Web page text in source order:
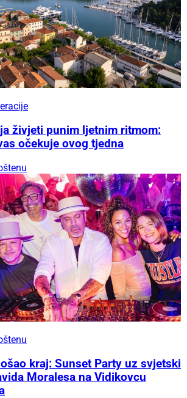
živjeti punim ljetnim ritmom:
očekuje ovog tjedna
kraj: Sunset Party uz svjetski
Moralesa na Vidikovcu